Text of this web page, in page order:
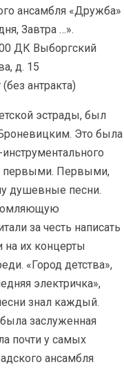
ансамбля «Дружба»
Завтра …».
ДК Выборгский
д. 15
антракта)
эстрады, был
Это была
первыми. Первыми,
душевные песни.
за честь написать
на их концерты
«Город детства»,
электричка»,
знал каждый.
заслуженная
почти у самых
ансамбля